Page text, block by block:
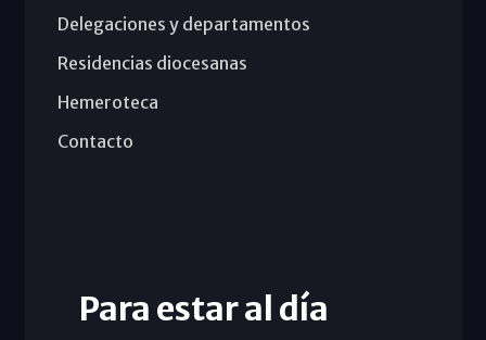
Delegaciones y departamentos
Residencias diocesanas
Hemeroteca
Contacto
Para estar al día